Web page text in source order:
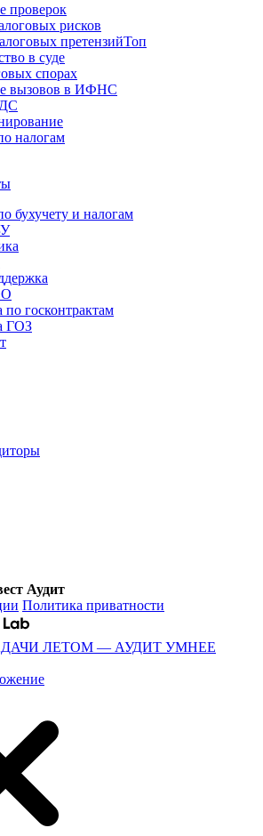
проверок
рисков
претензийТоп
в суде
спорах
вызовов в ИФНС
налогам
бухучету и налогам
по госконтрактам
ГОЗ
Аудит
Политика приватности
ЛЕТОМ — АУДИТ УМНЕЕ